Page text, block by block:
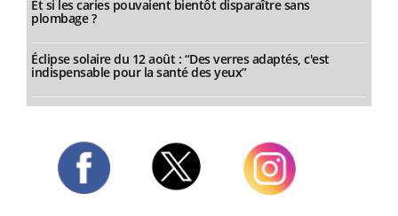
Et si les caries pouvaient bientôt disparaître sans
plombage ?
Éclipse solaire du 12 août : “Des verres adaptés, c'est
indispensable pour la santé des yeux”